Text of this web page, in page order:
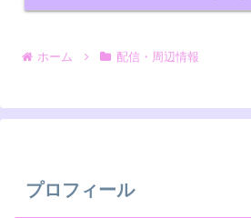
ホーム 配信・周辺情報
プロフィール